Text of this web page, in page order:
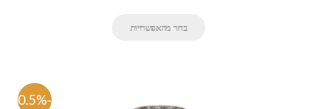
בחר מהאפשרויות
-70.5%